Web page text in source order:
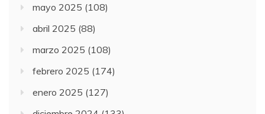
mayo 2025 (108)
abril 2025 (88)
marzo 2025 (108)
febrero 2025 (174)
enero 2025 (127)